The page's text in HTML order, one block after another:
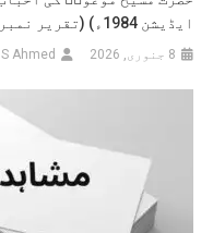
ایڈیشن 1984ء) (تقریر نمبر4)
8 جنوری, 2026 S Ahmed